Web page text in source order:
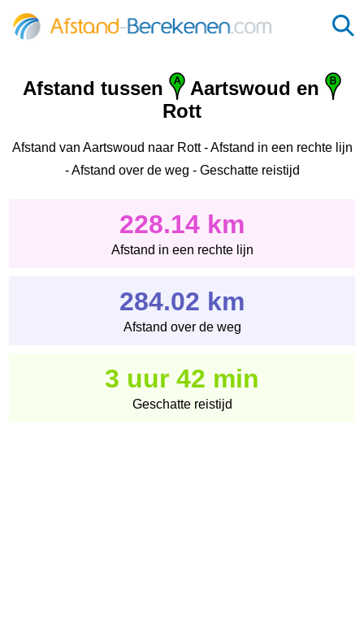
Afstand tussen
Aartswoud en
Rott
Afstand van Aartswoud naar Rott - Afstand in een rechte lijn
- Afstand over de weg - Geschatte reistijd
228.14 km
Afstand in een rechte lijn
284.02 km
Afstand over de weg
3 uur 42 min
Geschatte reistijd